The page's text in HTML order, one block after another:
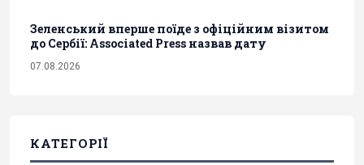
Зеленський вперше поїде з офіційним візитом
до Сербії: Associated Press назвав дату
07.08.2026
КАТЕГОРІЇ